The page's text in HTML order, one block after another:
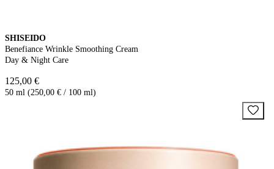
SHISEIDO
Benefiance Wrinkle Smoothing Cream
Day & Night Care
125,00 €
50 ml (250,00 € / 100 ml)